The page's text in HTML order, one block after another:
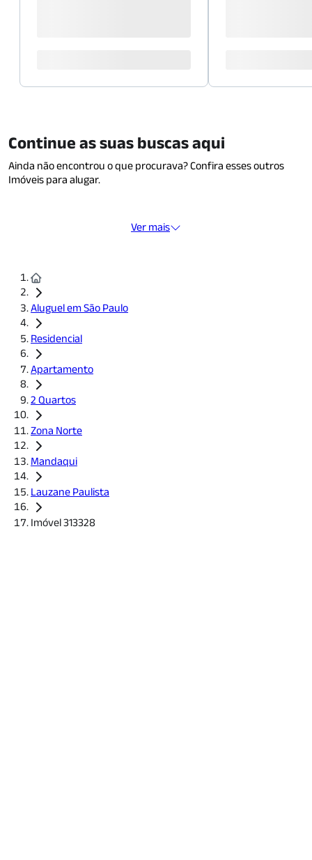
Continue as suas buscas aqui
Ainda não encontrou o que procurava? Confira esses outros
Imóveis para alugar.
Ver mais
Aluguel em São Paulo
Residencial
Apartamento
2 Quartos
Zona Norte
Mandaqui
Lauzane Paulista
Imóvel 313328